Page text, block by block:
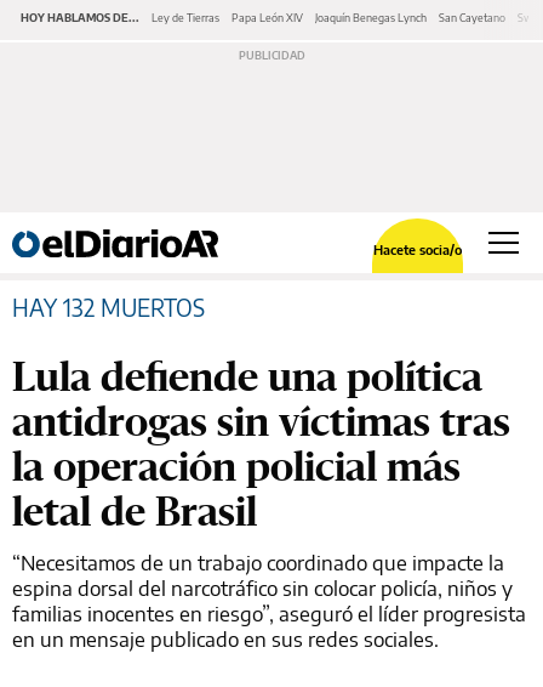
HOY HABLAMOS DE... Ley de Tierras Papa León XIV Joaquín Benegas Lynch San Cayetano
Hacete socia/o
HAY 132 MUERTOS
Lula defiende una política
antidrogas sin víctimas tras
la operación policial más
letal de Brasil
“Necesitamos de un trabajo coordinado que impacte la
espina dorsal del narcotráfico sin colocar policía, niños y
familias inocentes en riesgo”, aseguró el líder progresista
en un mensaje publicado en sus redes sociales.